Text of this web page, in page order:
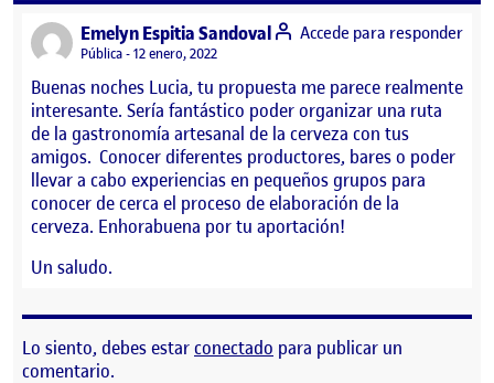
Emelyn Espitia Sandovalsays:
Visibilidad:
Pública 12 enero, 2022
Buenas noches Lucia, tu propuesta me parece realmente
interesante. Sería fantástico poder organizar una ruta
de la gastronomía artesanal de la cerveza con tus
amigos. Conocer diferentes productores, bares o poder
llevar a cabo experiencias en pequeños grupos para
conocer de cerca el proceso de elaboración de la
cerveza. Enhorabuena por tu aportación!
Un saludo.
Accede para responder
Lo siento, debes estarconectado para publicar un
comentario.